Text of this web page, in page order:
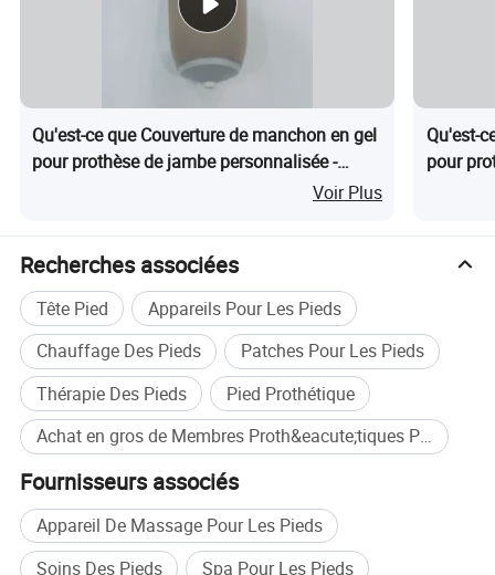
Qu'est-ce que Couverture de manchon en gel
pour prothèse de jambe personnalisée -
Voir Plus
Qu'est-
pour
Recherches associées
Tête Pied
Appareils Pour Les Pieds
Chauffage Des Pieds
Patches Pour Les Pieds
Thérapie Des Pieds
Pied Prothétique
Achat en gros de Membres Proth&eacute;tiques Pied De Jambe Pied De Sach
Fournisseurs associés
Appareil De Massage Pour Les Pieds
Soins Des Pieds
Spa Pour Les Pieds